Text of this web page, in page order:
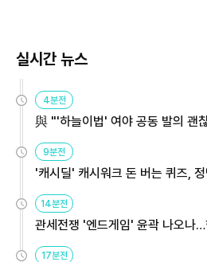
실시간 뉴스
4분전
與 "'하늘이법' 여야 공동 발의 괜
9분전
'캐시딜' 캐시워크 돈 버는 퀴즈,
14분전
관세전쟁 '엔드게임' 윤곽 나오나
17분전